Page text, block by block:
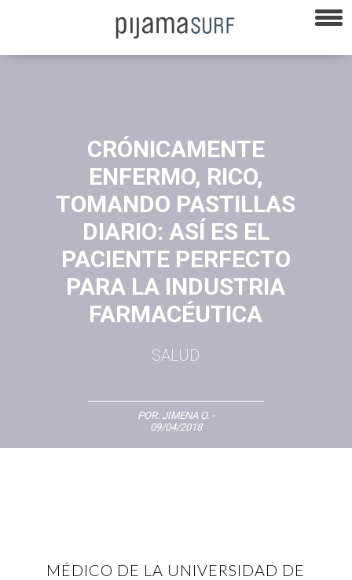
CRÓNICAMENTE
ENFERMO, RICO,
TOMANDO PASTILLAS
DIARIO: ASÍ ES EL
PACIENTE PERFECTO
PARA LA INDUSTRIA
FARMACÉUTICA
SALUD
POR: JIMENA O. -
09/04/2018
MÉDICO DE LA UNIVERSIDAD DE